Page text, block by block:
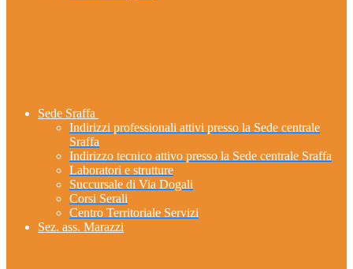
Sede Sraffa
Indirizzi professionali attivi presso la Sede centrale
Sraffa
Indirizzo tecnico attivo presso la Sede centrale Sraffa
Laboratori e strutture
Succursale di Via Dogali
Corsi Serali
Centro Territoriale Servizi
Sez. ass. Marazzi